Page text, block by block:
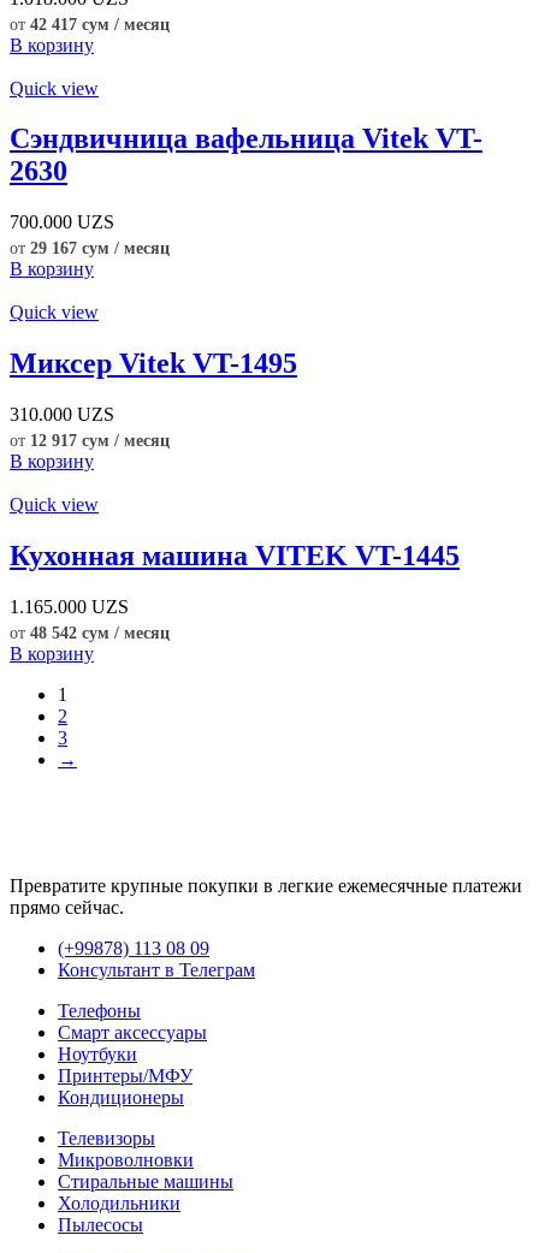
от 42 417 сум / месяц
В корзину
Quick view
Сэндвичница вафельница Vitek VT-
2630
700.000 UZS
от 29 167 сум / месяц
В корзину
Quick view
Миксер Vitek VT-1495
310.000 UZS
от 12 917 сум / месяц
В корзину
Quick view
Кухонная машина VITEK VT-1445
1.165.000 UZS
от 48 542 сум / месяц
В корзину
1
2
3
→
Превратите крупные покупки в легкие ежемесячные платежи
прямо сейчас.
(+99878) 113 08 09
Консультант в Телеграм
Телефоны
Смарт аксессуары
Ноутбуки
Принтеры/МФУ
Кондиционеры
Телевизоры
Микроволновки
Стиральные машины
Холодильники
Пылесосы